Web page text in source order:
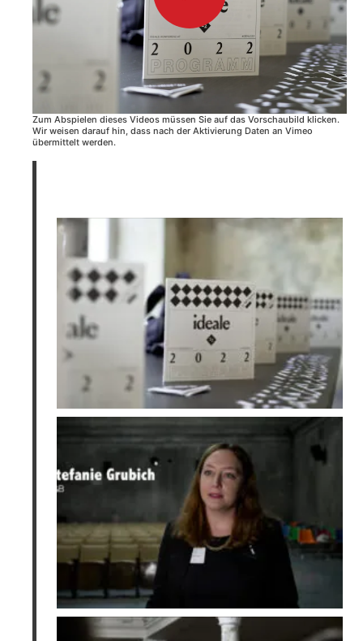
Zum Abspielen dieses Videos müssen Sie auf das Vorschaubild klicken.
Wir weisen darauf hin, dass nach der Aktivierung Daten an Vimeo
übermittelt werden.